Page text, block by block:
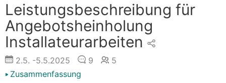
Leistungsbeschreibung für
Angebotsheinholung
Installateurarbeiten
2.5. -5.5.2025 9
5
Zusammenfassung